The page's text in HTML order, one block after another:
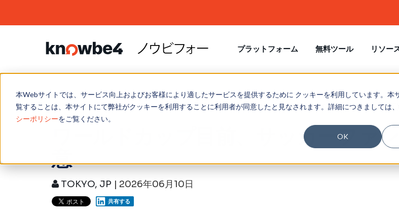
本Webサイトでは、サービス向上およびお客様により適したサービスを提供するために クッキーを利用しています。本
覧することは、本サイトにて弊社がクッキーを利用することに利用者が同意したと見なされます。詳細につきましては
シーポリシーをご覧ください。
OK
プラットフォーム
プラットフォーム
KnowBe4 プラットフォーム
セキュリティ意識向上トレーニング
リアルタイム コーチング
リソース
のライブラリ
無料ツール
ユーザーへのフィッシング
フィッシングセキュリティテスト
自動セキュリティ意識向上プログラム
トレーニングプレビュー
電子メール セキュリティ
リソー
学習コンテンツ
ブログ
製品関連
パートナープログラム
概要
パートナーツール
お問い合わせ
お問い合わせフォーム
サポート
SNS
TikTok
ブログ/フィッシング/ワールドカップ目前、サッカーファンを狙う偽FIFAサイトに注
ワールドカップ目前、サッカーファ
意
TOKYO, JP | 2026年06月10日
共有する